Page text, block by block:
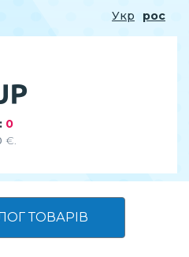
Укр рос
0
€.
ТОВАРІВ